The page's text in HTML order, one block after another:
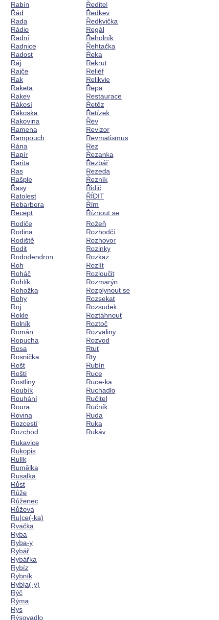
Rabín
Řád
Rada
Rádio
Radní
Radnice
Radost
Ráj
Rajče
Rak
Raketa
Rakev
Rákosí
Rákoska
Rakovina
Ramena
Rampouch
Rána
Rapír
Rarita
Ras
Rašple
Řasy
Ratolest
Rebarbora
Recept
Ředitel
Ředkev
Ředkvička
Regál
Řeholník
Řehtačka
Řeka
Rekrut
Reliéf
Relikvie
Řepa
Restaurace
Řetěz
Řetízek
Řev
Revizor
Revmatismus
Rez
Řezanka
Řezbář
Rezeda
Řezník
Řidič
ŘÍDIT
Řím
Říznout se
Rodiče
Rodina
Rodiště
Rodit
Rododendron
Roh
Roháč
Rohlík
Rohožka
Rohy
Roj
Rokle
Rolník
Román
Ropucha
Rosa
Rosnička
Rošt
Roští
Rostliny
Roubík
Rouhání
Roura
Rovina
Rozcestí
Rozchod
Rožeň
Rozhodčí
Rozhovor
Rozinky
Rozkaz
Rozlít
Rozloučit
Rozmarýn
Rozplynout se
Rozsekat
Rozsudek
Roztáhnout
Roztoč
Rozvaliny
Rozvod
Rtuť
Rty
Rubín
Ruce
Ruce-ka
Ruchadlo
Ručitel
Ručník
Ruda
Ruka
Rukáv
Rukavice
Rukopis
Rulík
Rumělka
Rusalka
Růst
Růže
Růženec
Růžová
Ru|ce(-ka)
Rvačka
Ryba
Ryba-y
Rybář
Rybářka
Rybíz
Rybník
Ryb|a(-y)
Rýč
Rýma
Rys
Rýsovadlo